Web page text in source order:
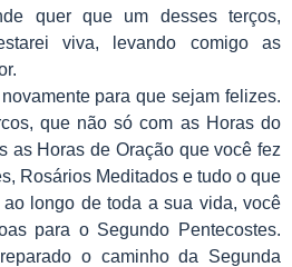
quer que um desses terços,
viva, levando comigo as
para que sejam felizes.
que não só com as Horas do
as Horas de Oração que você fez
Rosários Meditados e tudo o que
longo de toda a sua vida, você
para o Segundo Pentecostes.
o caminho da Segunda